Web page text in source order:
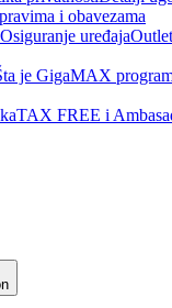
i obavezama
Osiguranje uređaja
je GigaMAX
TAX FREE i